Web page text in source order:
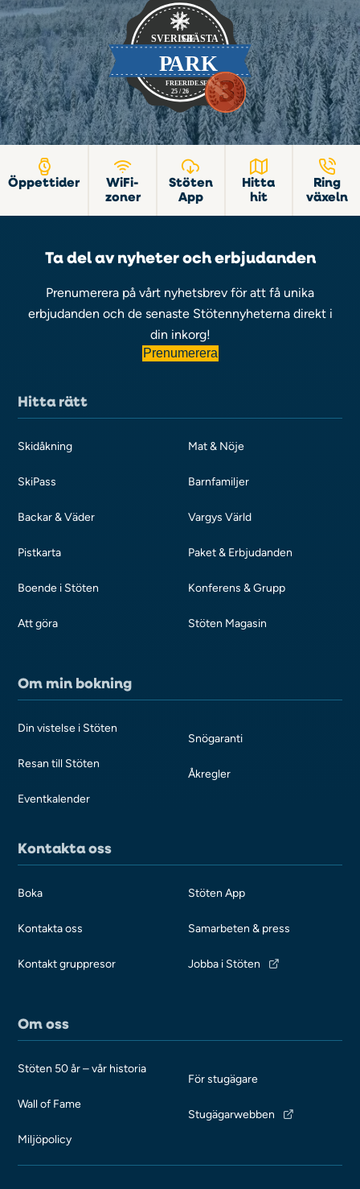
Öppettider
WiFi-
zoner
Stöten
App
Hitta
hit
Ring
växeln
Ta del av nyheter och erbjudanden
Prenumerera på vårt nyhetsbrev för att få unika
erbjudanden och de senaste Stötennyheterna direkt i
din inkorg!
Prenumerera
Hitta rätt
Skidåkning
SkiPass
Backar & Väder
Pistkarta
Boende i Stöten
Att göra
Mat & Nöje
Barnfamiljer
Vargys Värld
Paket & Erbjudanden
Konferens & Grupp
Stöten Magasin
Om min bokning
Din vistelse i Stöten
Resan till Stöten
Eventkalender
Snögaranti
Åkregler
Kontakta oss
Boka
Kontakta oss
Kontakt gruppresor
Stöten App
Samarbeten & press
Jobba i Stöten
Om oss
Stöten 50 år – vår historia
Wall of Fame
Miljöpolicy
För stugägare
Stugägarwebben